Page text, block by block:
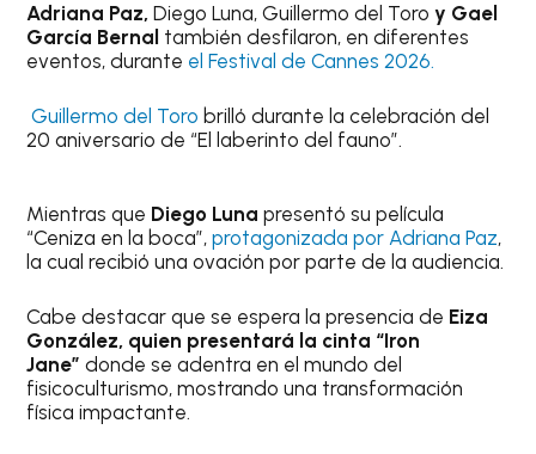
Adriana Paz, Diego Luna, Guillermo del Toroy Gael
García Bernal también desfilaron, en diferentes
eventos, durante el Festival de Cannes 2026.
Guillermo del Toro brilló durante la celebración del
20 aniversario de “El laberinto del fauno”.
Mientras que Diego Luna presentó su película
“Ceniza en la boca”,protagonizada por Adriana Paz,
la cual recibió una ovación por parte de la audiencia.
Cabe destacar que se espera la presencia de Eiza
González, quien presentará la cinta “Iron
Jane”donde se adentra en el mundo del
fisicoculturismo, mostrando una transformación
física impactante.